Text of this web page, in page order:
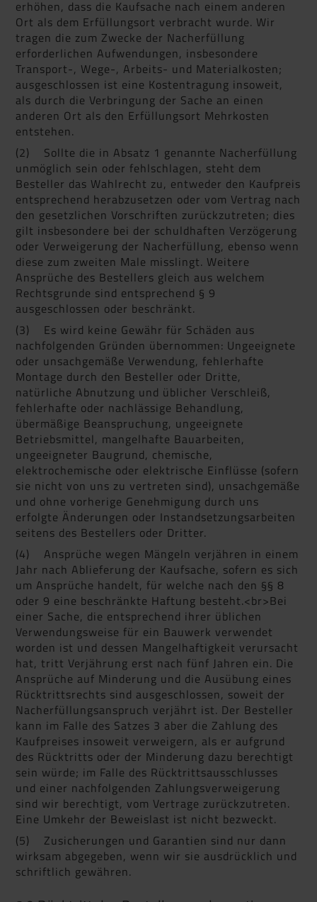
erhöhen, dass die Kaufsache nach einem anderen
Ort als dem Erfüllungsort verbracht wurde. Wir
tragen die zum Zwecke der Nacherfüllung
erforderlichen Aufwendungen, insbesondere
Transport-, Wege-, Arbeits- und Materialkosten;
ausgeschlossen ist eine Kostentragung insoweit,
als durch die Verbringung der Sache an einen
anderen Ort als den Erfüllungsort Mehrkosten
entstehen.
(2) Sollte die in Absatz 1 genannte Nacherfüllung
unmöglich sein oder fehlschlagen, steht dem
Besteller das Wahlrecht zu, entweder den Kaufpreis
entsprechend herabzusetzen oder vom Vertrag nach
den gesetzlichen Vorschriften zurückzutreten; dies
gilt insbesondere bei der schuldhaften Verzögerung
oder Verweigerung der Nacherfüllung, ebenso wenn
diese zum zweiten Male misslingt. Weitere
Ansprüche des Bestellers gleich aus welchem
Rechtsgrunde sind entsprechend § 9
ausgeschlossen oder beschränkt.
(3) Es wird keine Gewähr für Schäden aus
nachfolgenden Gründen übernommen: Ungeeignete
oder unsachgemäße Verwendung, fehlerhafte
Montage durch den Besteller oder Dritte,
natürliche Abnutzung und üblicher Verschleiß,
fehlerhafte oder nachlässige Behandlung,
übermäßige Beanspruchung, ungeeignete
Betriebsmittel, mangelhafte Bauarbeiten,
ungeeigneter Baugrund, chemische,
elektrochemische oder elektrische Einflüsse (sofern
sie nicht von uns zu vertreten sind), unsachgemäße
und ohne vorherige Genehmigung durch uns
erfolgte Änderungen oder Instandsetzungsarbeiten
seitens des Bestellers oder Dritter.
(4) Ansprüche wegen Mängeln verjähren in einem
Jahr nach Ablieferung der Kaufsache, sofern es sich
um Ansprüche handelt, für welche nach den §§ 8
oder 9 eine beschränkte Haftung besteht.<br>Bei
einer Sache, die entsprechend ihrer üblichen
Verwendungsweise für ein Bauwerk verwendet
worden ist und dessen Mangelhaftigkeit verursacht
hat, tritt Verjährung erst nach fünf Jahren ein. Die
Ansprüche auf Minderung und die Ausübung eines
Rücktrittsrechts sind ausgeschlossen, soweit der
Nacherfüllungsanspruch verjährt ist. Der Besteller
kann im Falle des Satzes 3 aber die Zahlung des
Kaufpreises insoweit verweigern, als er aufgrund
des Rücktritts oder der Minderung dazu berechtigt
sein würde; im Falle des Rücktrittsausschlusses
und einer nachfolgenden Zahlungsverweigerung
sind wir berechtigt, vom Vertrage zurückzutreten.
Eine Umkehr der Beweislast ist nicht bezweckt.
(5) Zusicherungen und Garantien sind nur dann
wirksam abgegeben, wenn wir sie ausdrücklich und
schriftlich gewähren.